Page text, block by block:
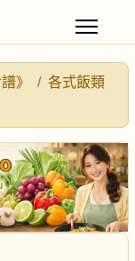
》
各式飯類